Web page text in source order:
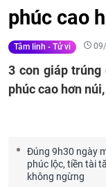
phúc cao
Tâm linh - Tử vi
3 con giáp
phúc cao hơn
Đúng 9h30 ngày
phúc lộc, tiền tài
không ngừng